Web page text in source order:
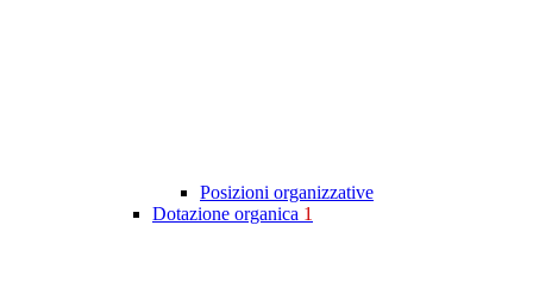
Posizioni organizzative
Dotazione organica 1